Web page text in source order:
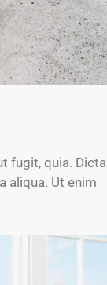
fugit, quia. Dicta
aliqua. Ut enim